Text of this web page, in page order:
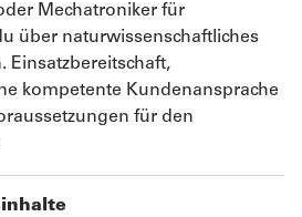
Mechatroniker für
über naturwissenschaftliches
Einsatzbereitschaft,
kompetente Kundenansprache
für den